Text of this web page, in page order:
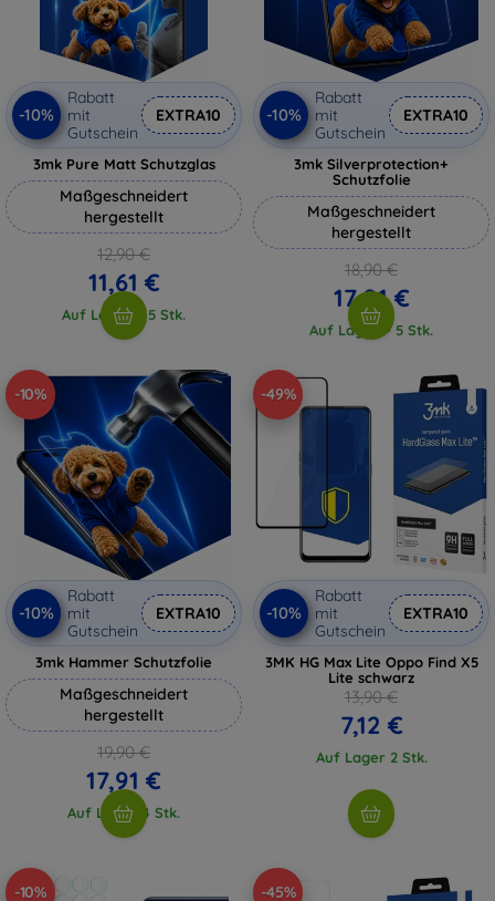
-10%
Rabatt
mit
Gutschein
EXTRA10
3mk Pure Matt Schutzglas
Maßgeschneidert
hergestellt
12,90 €
11,61 €
Auf Lager > 5 Stk.
-10%
Rabatt
mit
Gutschein
EXTRA10
3mk Silverprotection+
Schutzfolie
Maßgeschneidert
hergestellt
18,90 €
17,01 €
Auf Lager > 5 Stk.
-10%
-10%
Rabatt
mit
Gutschein
EXTRA10
3mk Hammer Schutzfolie
Maßgeschneidert
hergestellt
19,90 €
17,91 €
Auf Lager 4 Stk.
-49%
-10%
Rabatt
mit
Gutschein
EXTRA10
3MK HG Max Lite Oppo Find X5
Lite schwarz
13,90 €
7,12 €
Auf Lager 2 Stk.
-10% -45%